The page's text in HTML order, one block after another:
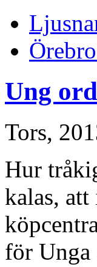
Ung
Tors,
Hur
kalas,
för Unga